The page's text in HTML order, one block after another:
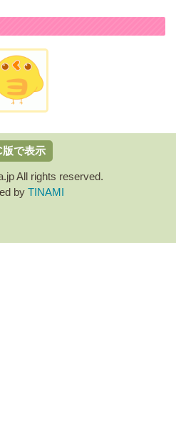
版で表示
All rights reserved.
by TINAMI